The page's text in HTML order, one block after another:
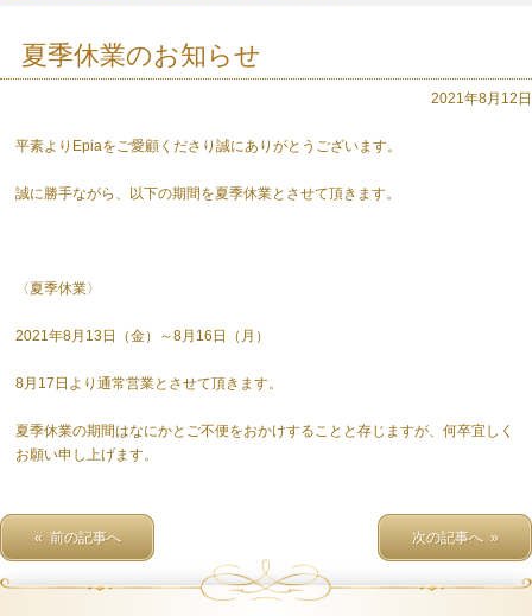
夏季休業のお知らせ
2021年8月12日
平素よりEpiaをご愛顧くださり誠にありがとうございます。
誠に勝手ながら、以下の期間を夏季休業とさせて頂きます。
〈夏季休業〉
2021年8月13日（金）～8月16日（月）
8月17日より通常営業とさせて頂きます。
夏季休業の期間はなにかとご不便をおかけすることと存じますが、何卒宜しく
お願い申し上げます。
« 前の記事へ 次の記事へ »